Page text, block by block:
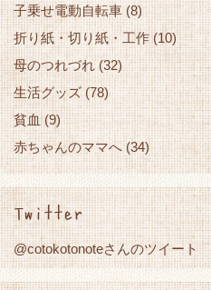
子乗せ電動自転車 (8)
折り紙・切り紙・工作 (10)
母のつれづれ(32)
生活グッズ(78)
貧血(9)
赤ちゃんのママへ (34)
Twitter
@cotokotonoteさんのツイート